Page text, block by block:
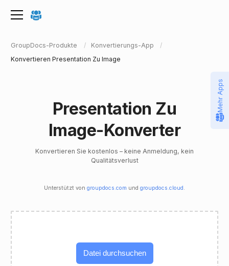
GroupDocs-Produkte
Konvertierungs-App
Konvertieren Presentation Zu Image
Presentation Zu
Image-Konverter
Konvertieren Sie kostenlos – keine Anmeldung, kein
Qualitätsverlust
Unterstützt von groupdocs.com und groupdocs.cloud .
Datei durchsuchen
Mehr Apps